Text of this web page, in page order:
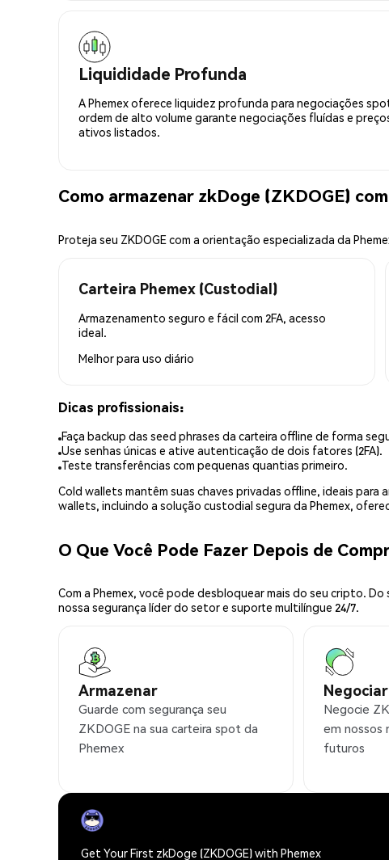
Liquididade Profunda
A Phemex oferece liquidez profunda para negociações
ordem de alto volume garante negociações fluídas e
ativos listados.
Como armazenar zkDoge (ZKDOGE)
Proteja seu ZKDOGE com a orientação especializada da
Carteira Phemex (Custodial)
Armazenamento seguro e fácil com 2FA, acesso
ideal.
Melhor para uso diário
Dicas profissionais:
Faça backup das seed phrases da carteira offline de forma
Use senhas únicas e ative autenticação de dois fatores (2FA).
Teste transferências com pequenas quantias primeiro.
Cold wallets mantêm suas chaves privadas offline, ideais
wallets, incluindo a solução custodial segura da Phemex,
O Que Você Pode Fazer Depois de
Com a Phemex, você pode desbloquear mais do seu cripto.
nossa segurança líder do setor e suporte multilíngue 24/7.
Armazenar
Guarde com segurança seu
ZKDOGE na sua carteira spot da
Phemex
Negociar
Negocie
em nossos
futuros
Get Your First zkDoge (ZKDOGE) with Phemex